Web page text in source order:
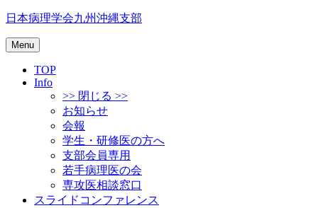
Skip
content
日本病理学会九州沖縄支部
Menu
TOP
Info
>> 閉じる >>
お知らせ
会報
学生・研修医の方へ
支部会員専用
若手病理医の会
専攻医相談窓口
スライドコンファレンス